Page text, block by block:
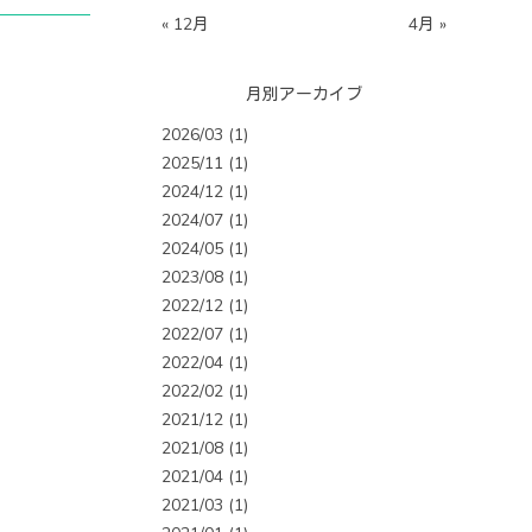
« 12月
4月 »
月別アーカイブ
2026/03 (1)
2025/11 (1)
2024/12 (1)
2024/07 (1)
2024/05 (1)
2023/08 (1)
2022/12 (1)
2022/07 (1)
2022/04 (1)
2022/02 (1)
2021/12 (1)
2021/08 (1)
2021/04 (1)
2021/03 (1)